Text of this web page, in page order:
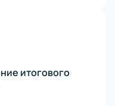
итогового